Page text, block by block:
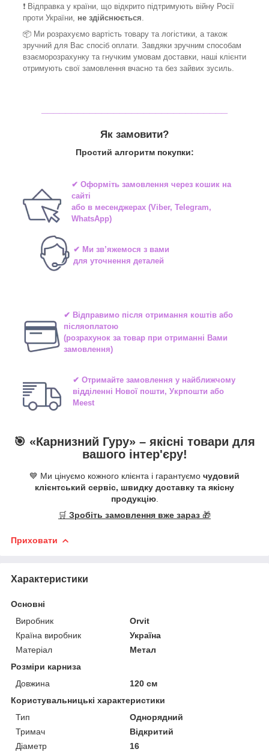
❗ Відправка у країни, що відкрито підтримують війну Росії
проти України, не здійснюється
📦 Ми розрахуємо вартість товару та логістики, а також
зручний для Вас спосіб оплати. Завдяки зручним способам
взаєморозрахунку та гнучким умовам доставки, наші клієнти
отримують свої замовлення вчасно та без зайвих зусиль.
Як замовити?
Простий алгоритм покупки:
✔ Оформіть замовлення через кошик на
сайті
або в месенджерах(Viber, Telegram,
WhatsApp)
✔ Ми зв’яжемося з вами
для уточнення деталей
✔ Відправимо після отримання коштів або
післяоплатою
(розрахунок за товар при отриманні Вами
замовлення)
✔ Отримайте замовлення у найближчому
відділенні Нової пошти, Укрпошти або
Meest
🎯 «Карнизний Гуру» – якісні товари для
вашого інтер'єру!
💙 Ми цінуємо кожного клієнта і гарантуємо чудовий
клієнтський сервіс, швидку доставку та якісну
продукцію.
🛒 Зробіть замовлення вже зараз 🎁
Приховати
Характеристики
Основні
Виробник
Orvit
Країна виробник
Україна
Матеріал
Метал
Розміри карниза
Довжина
120 см
Користувальницькі характеристики
Тип
Однорядний
Тримач
Відкритий
Діаметр
16